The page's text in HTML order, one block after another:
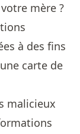
mère ?
à des fins
carte de
malicieux